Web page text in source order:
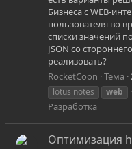
Бизнеса с WEB-
пользователя во
списки значений
JSON со
реализовать?
RocketCoon Тема
lotus notes
web
Разработка
Оптимизация